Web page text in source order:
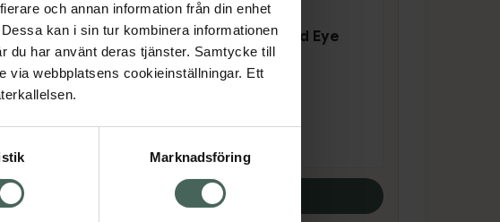
och annan information från din enhet
kan i sin tur kombinera informationen
du har använt deras tjänster. Samtycke till
via webbplatsens cookieinställningar. Ett
Marknadsföring
omdöme
Börlind 2-
Hyaluron-Shake
ml
5 av 5 i omdöme
Annemarie Börlind Eye
Wrinkle Cream
Ögonkräm. 20 ml
för
Köp båda